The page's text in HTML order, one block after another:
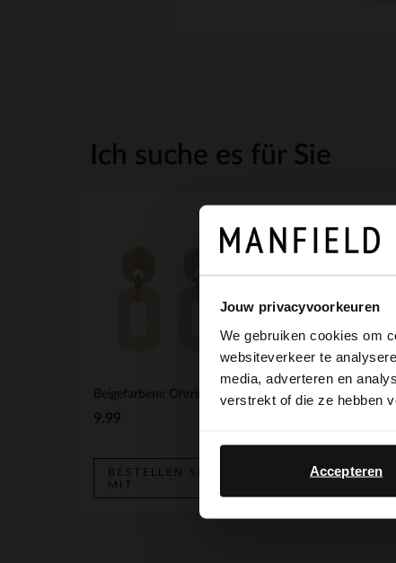
Jouw privacyvoorkeuren
We gebruiken cookies om
websiteverkeer te
media, adverteren en
verstrekt of die ze hebben
Accepteren
Ich suche es für Sie
Beigefarbene Ohrringe
9.99
BESTELLEN SIE
MIT
Kappe in Denim-Optik
BESTELLEN SIE